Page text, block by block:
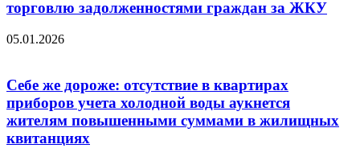
торговлю задолженностями граждан за ЖКУ
05.01.2026
Себе же дороже: отсутствие в квартирах
приборов учета холодной воды аукнется
жителям повышенными суммами в жилищных
квитанциях